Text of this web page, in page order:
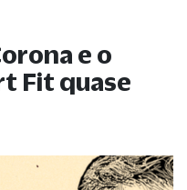
e o
Fit quase